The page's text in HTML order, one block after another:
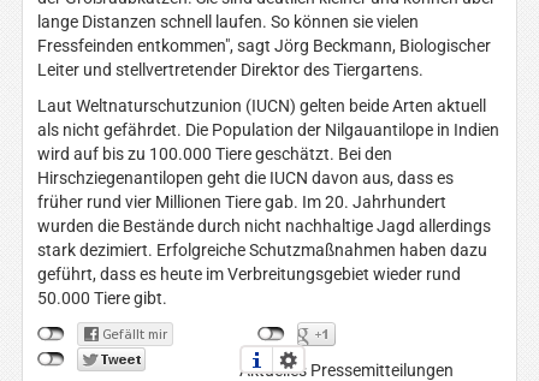
lange Distanzen schnell laufen. So können sie vielen
Fressfeinden entkommen", sagt Jörg Beckmann, Biologischer
Leiter und stellvertretender Direktor des Tiergartens.
Laut Weltnaturschutzunion (IUCN) gelten beide Arten aktuell
als nicht gefährdet. Die Population der Nilgauantilope in Indien
wird auf bis zu 100.000 Tiere geschätzt. Bei den
Hirschziegenantilopen geht die IUCN davon aus, dass es
früher rund vier Millionen Tiere gab. Im 20. Jahrhundert
wurden die Bestände durch nicht nachhaltige Jagd allerdings
stark dezimiert. Erfolgreiche Schutzmaßnahmen haben dazu
geführt, dass es heute im Verbreitungsgebiet wieder rund
50.000 Tiere gibt.
Aktuelles Pressemitteilungen